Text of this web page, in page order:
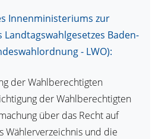
Innenministeriums zur
Baden-
- LWO):
der Wahlberechtigten
der Wahlberechtigten
über das Recht auf
Wählerverzeichnis und die